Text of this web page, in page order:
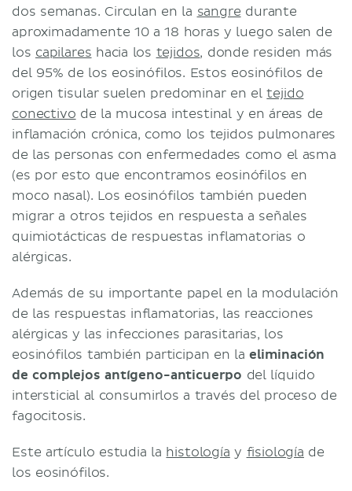
dos semanas. Circulan en la sangre durante
aproximadamente 10 a 18 horas y luego salen de
los capilares hacia los tejidos, donde residen más
del 95% de los eosinófilos. Estos eosinófilos de
origen tisular suelen predominar en eltejido
conectivo de la mucosa intestinal y en áreas de
inflamación crónica, como los tejidos pulmonares
de las personas con enfermedades como el asma
(es por esto que encontramos eosinófilos en
moco nasal). Los eosinófilos también pueden
migrar a otros tejidos en respuesta a señales
quimiotácticas de respuestas inflamatorias o
alérgicas.
Además de su importante papel en la modulación
de las respuestas inflamatorias, las reacciones
alérgicas y las infecciones parasitarias, los
eosinófilos también participan en laeliminación
de complejos antígeno-anticuerpo del líquido
intersticial al consumirlos a través del proceso de
fagocitosis.
Este artículo estudia la histología y fisiología de
los eosinófilos.